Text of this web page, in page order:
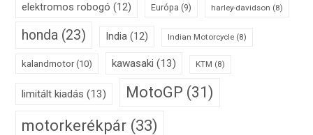
elektromos robogó (12) Európa (9) harley-davidson (8)
honda (23) India (12) Indian Motorcycle (8)
kalandmotor(10) kawasaki (13) KTM (8)
limitált kiadás (13) MotoGP (31)
motorkerékpár (33)